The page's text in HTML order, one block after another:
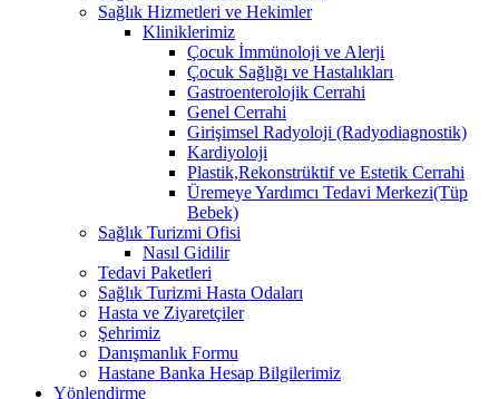
Sağlık Hizmetleri ve Hekimler
Kliniklerimiz
Çocuk İmmünoloji ve Alerji
Çocuk Sağlığı ve Hastalıkları
Gastroenterolojik Cerrahi
Genel Cerrahi
Girişimsel Radyoloji (Radyodiagnostik)
Kardiyoloji
Plastik,Rekonstrüktif ve Estetik Cerrahi
Üremeye Yardımcı Tedavi Merkezi(Tüp
Bebek)
Sağlık Turizmi Ofisi
Nasıl Gidilir
Tedavi Paketleri
Sağlık Turizmi Hasta Odaları
Hasta ve Ziyaretçiler
Şehrimiz
Danışmanlık Formu
Hastane Banka Hesap Bilgilerimiz
Yönlendirme